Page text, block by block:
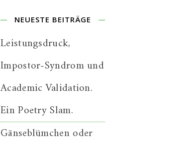
NEUESTE BEITRÄGE
Leistungsdruck,
Impostor-Syndrom und
Academic Validation.
Ein Poetry Slam.
Gänseblümchen oder